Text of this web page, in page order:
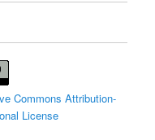
Commons Attribution-
License